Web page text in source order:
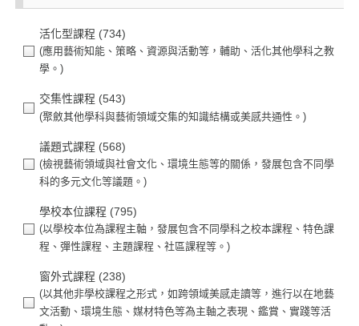
活化型課程 (734)
交集性課程 (543)
議題式課程 (568)
學校本位課程 (795)
窗外式課程 (238)